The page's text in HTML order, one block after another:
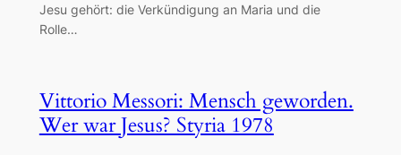
Jesu gehört: die Verkündigung an Maria und die
Rolle…
Vittorio Messori: Mensch geworden.
Wer war Jesus? Styria 1978